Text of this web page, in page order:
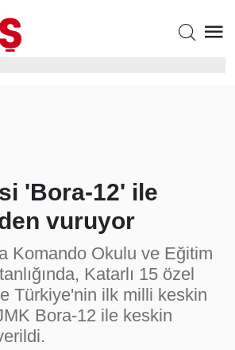
'Bora-12' ile
vuruyor
Komando Okulu ve Eğitim
Katarlı 15 özel
Türkiye'nin ilk milli keskin
Bora-12 ile keskin